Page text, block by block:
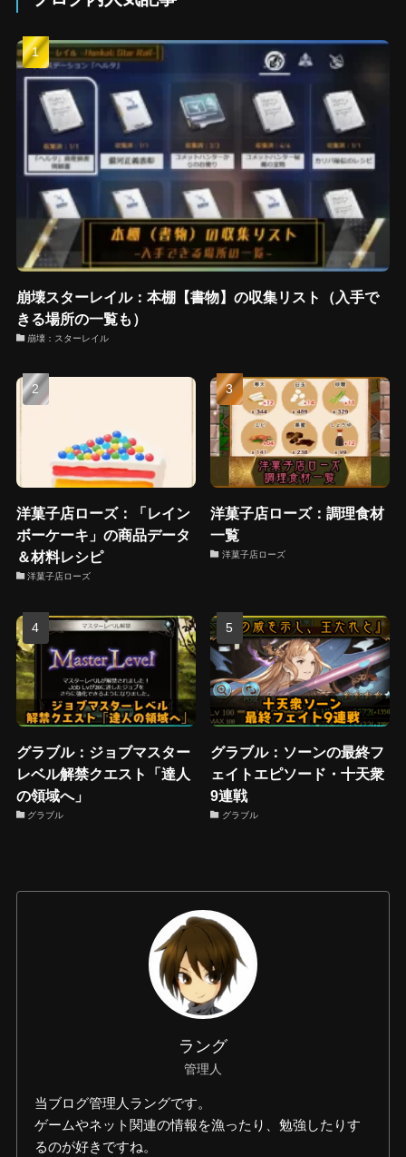
崩壊スターレイル：本棚【書物】の収集リスト（入手で
きる場所の一覧も）
崩壊：スターレイル
洋菓子店ローズ：「レイン
ボーケーキ」の商品データ
＆材料レシピ
洋菓子店ローズ
洋菓子店ローズ：調理食材
一覧
洋菓子店ローズ
グラブル：ジョブマスター
レベル解禁クエスト「達人
の領域へ」
グラブル
グラブル：ソーンの最終フ
ェイトエピソード・十天衆
9連戦
グラブル
ラング
管理人
当ブログ管理人ラングです。
ゲームやネット関連の情報を漁ったり、勉強したりす
るのが好きですね。